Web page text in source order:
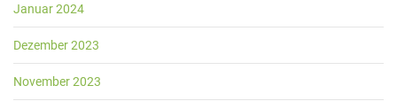
Januar 2024
Dezember 2023
November 2023